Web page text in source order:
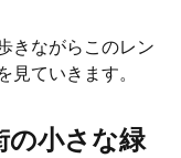
きながらこのレン
見ていきます。
の小さな緑